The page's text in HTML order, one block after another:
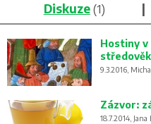
Diskuze(1) |
Hostiny
9.3.2016,
Zázvor:
18.7.2014, Jana